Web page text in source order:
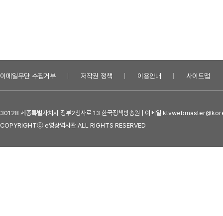
이메일무단 수집거부 저작권 정책 이용안내 사이트맵
30128 세종특별자치시 정부2청사로 13 한국정책방송원 | 이메일
COPYRIGHTⓒ e영상역사관 ALL RIGHTS RESERVED